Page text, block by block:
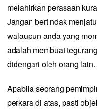
melahirkan perasaan
Jangan bertindak
walaupun anda yang
adalah membuat
didengari oleh orang lain.
Apabila seorang
perkara di atas, pasti